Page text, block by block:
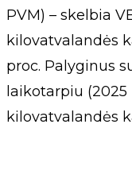
PVM) – skelbia
kilovatvalandės
proc. Palyginus
laikotarpiu (2025
kilovatvalandės